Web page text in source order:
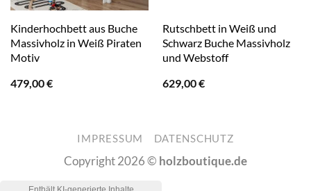
Kinderhochbett aus Buche
Massivholz in Weiß Piraten
Motiv
479,00€
Rutschbett in Weiß und
Schwarz Buche Massivholz
und Webstoff
629,00€
IMPRESSUM DATENSCHUTZ
Copyright 2026 © holzboutique.de